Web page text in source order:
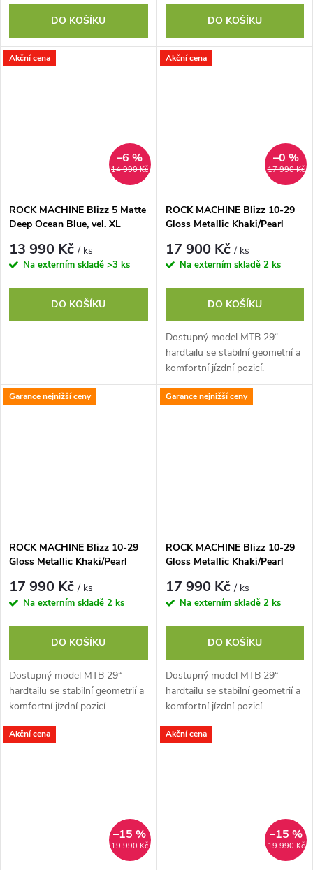
DO KOŠÍKU DO KOŠÍKU
Akční cena
14 990 Kč
–6 %
ROCK MACHINE Blizz 5 Matte
Deep Ocean Blue, vel. XL
13 990 Kč/ ks
Na externím skladě >3 ks
DO KOŠÍKU
Akční cena
17 990 Kč
–0 %
ROCK MACHINE Blizz 10-29
Gloss Metallic Khaki/Pearl
17 900 Kč/ ks
Na externím skladě 2 ks
DO KOŠÍKU
Dostupný model MTB 29“
hardtailu se stabilní geometrií a
komfortní jízdní pozicí.
Odpružená vidlice RST se 120
mm zdvihu a lockoutem nabízí
Garance nejnižší ceny
ROCK MACHINE Blizz 10-29
Gloss Metallic Khaki/Pearl
17 990 Kč/ ks
Na externím skladě 2 ks
DO KOŠÍKU
Dostupný model MTB 29“
hardtailu se stabilní geometrií a
komfortní jízdní pozicí.
Odpružená vidlice RST se 120
mm zdvihu a lockoutem nabízí
Garance nejnižší ceny
ROCK MACHINE Blizz 10-29
Gloss Metallic Khaki/Pearl
17 990 Kč/ ks
Na externím skladě 2 ks
DO KOŠÍKU
Dostupný model MTB 29“
hardtailu se stabilní geometrií a
komfortní jízdní pozicí.
Odpružená vidlice RST se 120
mm zdvihu a lockoutem nabízí
Akční cena
19 990 Kč
–15 %
Akční cena
19 990 Kč
–15 %